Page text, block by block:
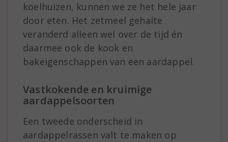
koelhuizen, kunnen we ze het hele jaar
door eten. Het zetmeel gehalte
veranderd alleen wel over de tijd én
daarmee ook de kook en
bakeigenschappen van een aardappel.
Vastkokende en kruimige
aardappelsoorten
Een tweede onderscheid in
aardappelrassen valt te maken op